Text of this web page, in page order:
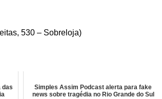
530 – Sobreloja)
das
Simples Assim Podcast alerta para fake
news sobre tragédia no Rio Grande do Sul